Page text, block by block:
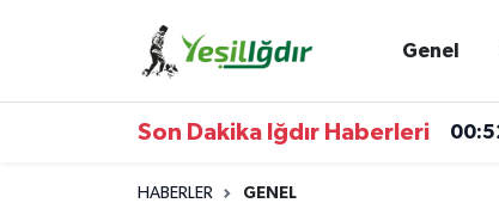
Genel
Son Dakika Iğdır Haberleri
HABERLER GENEL